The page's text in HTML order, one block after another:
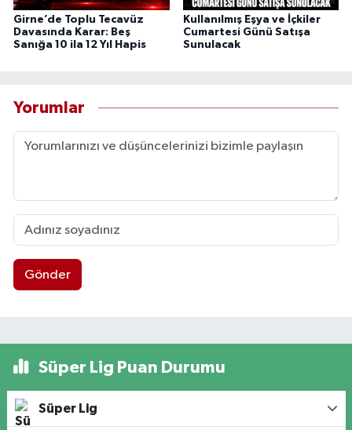
Girne’de Toplu Tecavüz
Davasında Karar: Beş
Sanığa 10 ila 12 Yıl Hapis
Kullanılmış Eşya ve İçkiler
Cumartesi Günü Satışa
Sunulacak
Yorumlar
Gönder
Süper Lig Puan Durumu
Süper Lig